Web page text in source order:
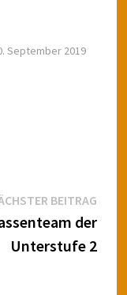
September 2019
BEITRAG
der
Unterstufe 2